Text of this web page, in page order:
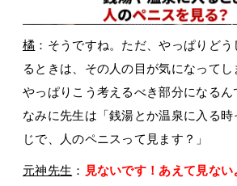
橘 ：そうですね。ただ、やっぱりど
るときは、その人の目が気になってし
やっぱりこう考えるべき部分になるん
なみに先生は「銭湯とか温泉に入る
じで、人のペニスって見ます？」
元神先生 ： 見ないです！あえて見ない